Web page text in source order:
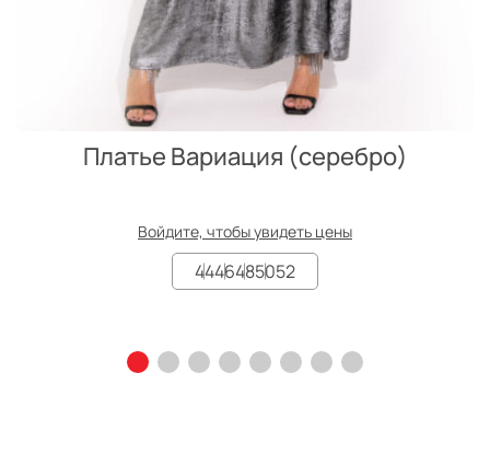
Платье Вариация (серебро)
Войдите, чтобы увидеть цены
4446485052